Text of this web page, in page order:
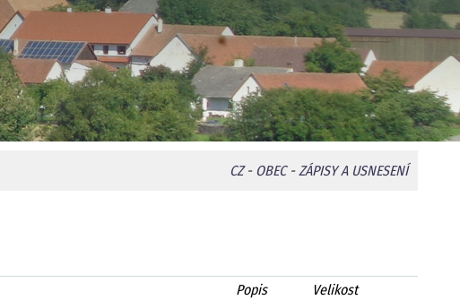
CZ- OBEC-ZÁPISY A USNESENÍ
Popis Velikost